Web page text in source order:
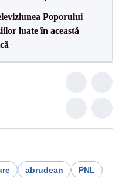
Poporului
luate în această
abrudean PNL